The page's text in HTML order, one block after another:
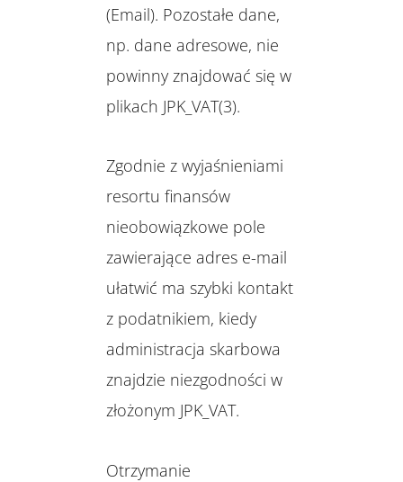
(Email). Pozostałe dane,
np. dane adresowe, nie
powinny znajdować się w
plikach JPK_VAT(3).
Zgodnie z wyjaśnieniami
resortu finansów
nieobowiązkowe pole
zawierające adres e-mail
ułatwić ma szybki kontakt
z podatnikiem, kiedy
administracja skarbowa
znajdzie niezgodności w
złożonym JPK_VAT.
Otrzymanie